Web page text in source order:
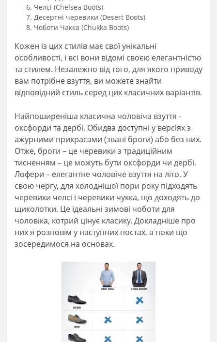
Челсі (Chelsea Boots)
Десертні черевики (Desert Boots)
Чоботи Чакка (Chukka Boots)
Кожен із цих стилів має свої унікальні
особливості, і всі вони відомі своєю елегантністю
та стилем. Незалежно від того, для якого приводу
вам потрібне взуття, ви можете знайти
відповідний стиль серед цих класичних варіантів.
Найпоширеніша класична чоловіча взуття -
оксфорди та дербі. Обидва доступні у версіях з
ажурними прикрасами (звані броги) або без них.
Отже, броги – це черевики з традиційним
тисненням – це можуть бути оксфорди чи дербі.
Лофери – елегантне чоловіче взуття на літо. У
свою чергу, для холоднішої пори року підходять
черевики челсі і черевики чукка, що доходять до
щиколотки. Це ідеальні зимові чоботи для
чоловіка, котрий цінує класику. Докладніше про
них я розповім у наступних постах, а поки що
зосередимося на основах.